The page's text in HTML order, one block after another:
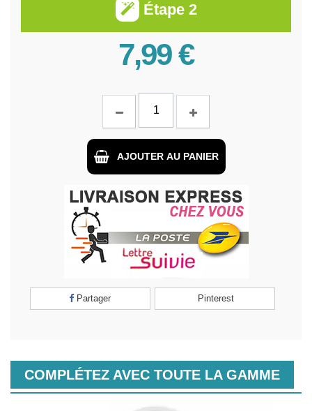
Étape 2
7,99 €
AJOUTER AU PANIER
Partager Pinterest
COMPLÉTEZ AVEC TOUTE LA GAMME